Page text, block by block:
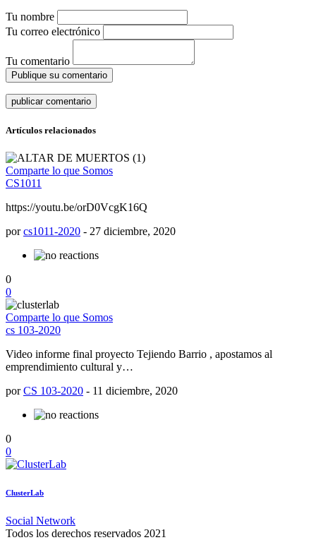
Tu nombre
Tu correo electrónico
Tu comentario
Publique su comentario
Artículos relacionados
Comparte lo que Somos
CS1011
https://youtu.be/orD0VcgK16Q
porcs1011-2020 - 27 diciembre, 2020
0
0
Comparte lo que Somos
cs 103-2020
Video informe final proyecto Tejiendo Barrio , apostamos al
emprendimiento cultural y…
porCS 103-2020 - 11 diciembre, 2020
0
0
ClusterLab
Social Network
Todos los derechos reservados 2021